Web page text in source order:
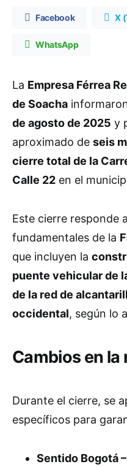
Facebook X
WhatsApp
La Empresa Férrea
de Soacha
de agosto de 2025 y
aproximado de seis
cierre total de la
Calle 22 en el
Este cierre responde
fundamentales de la
que incluyen la
puente vehicular de
de la red de
occidental, según lo
Cambios en la
Durante el cierre, se
específicos para
Sentido Bogotá